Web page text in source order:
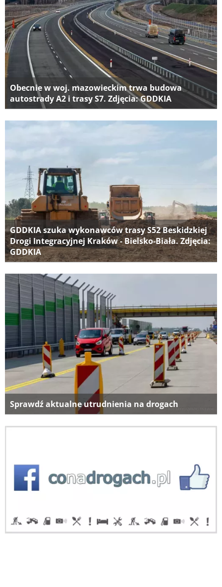
Obecnie w woj. mazowieckim trwa budowa
autostrady A2 i trasy S7. Zdjęcia: GDDKIA
GDDKIA szuka wykonawców trasy S52 Beskidzkiej
Drogi Integracyjnej Kraków - Bielsko-Biała. Zdjęcia:
GDDKIA
Sprawdź aktualne utrudnienia na drogach